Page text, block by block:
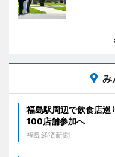
み
福島駅周辺で飲食店
100店舗参加へ
福島経済新聞